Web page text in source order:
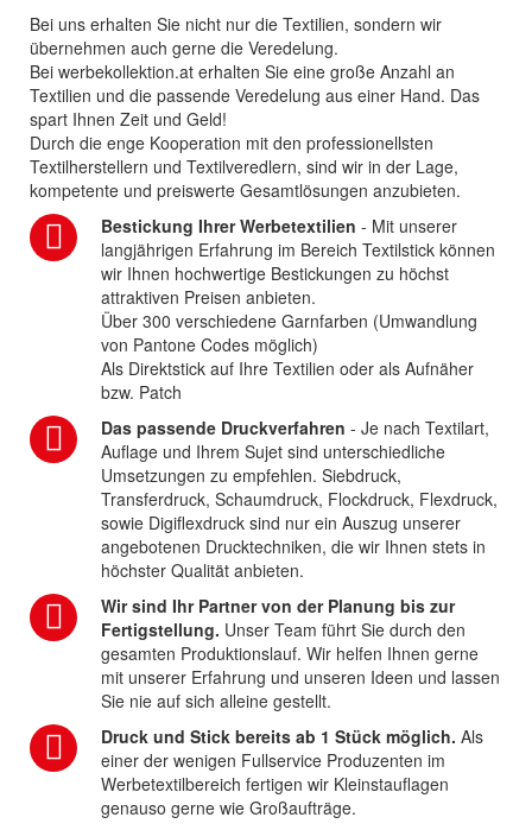
Bei uns erhalten Sie nicht nur die Textilien, sondern wir
übernehmen auch gerne die Veredelung.
Bei werbekollektion.at erhalten Sie eine große Anzahl an
Textilien und die passende Veredelung aus einer Hand. Das
spart Ihnen Zeit und Geld!
Durch die enge Kooperation mit den professionellsten
Textilherstellern und Textilveredlern, sind wir in der Lage,
kompetente und preiswerte Gesamtlösungen anzubieten.
Bestickung Ihrer Werbetextilien - Mit unserer
langjährigen Erfahrung im Bereich Textilstick können
wir Ihnen hochwertige Bestickungen zu höchst
attraktiven Preisen anbieten.
Über 300 verschiedene Garnfarben (Umwandlung
von Pantone Codes möglich)
Als Direktstick auf Ihre Textilien oder als Aufnäher
bzw. Patch
Das passende Druckverfahren - Je nach Textilart,
Auflage und Ihrem Sujet sind unterschiedliche
Umsetzungen zu empfehlen. Siebdruck,
Transferdruck, Schaumdruck, Flockdruck, Flexdruck,
sowie Digiflexdruck sind nur ein Auszug unserer
angebotenen Drucktechniken, die wir Ihnen stets in
höchster Qualität anbieten.
Wir sind Ihr Partner von der Planung bis zur
Fertigstellung. Unser Team führt Sie durch den
gesamten Produktionslauf. Wir helfen Ihnen gerne
mit unserer Erfahrung und unseren Ideen und lassen
Sie nie auf sich alleine gestellt.
Druck und Stick bereits ab 1 Stück möglich. Als
einer der wenigen Fullservice Produzenten im
Werbetextilbereich fertigen wir Kleinstauflagen
genauso gerne wie Großaufträge.